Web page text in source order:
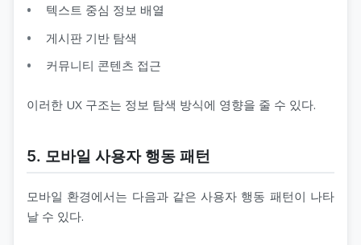
텍스트 중심 정보 배열
게시판 기반 탐색
커뮤니티 콘텐츠 접근
이러한 UX 구조는 정보 탐색 방식에 영향을 줄 수 있다.
5. 모바일 사용자 행동 패턴
모바일 환경에서는 다음과 같은 사용자 행동 패턴이 나타
날 수 있다.